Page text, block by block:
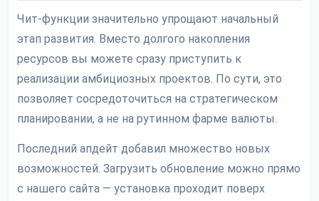
Чит-функции значительно упрощают начальный
этап развития. Вместо долгого накопления
ресурсов вы можете сразу приступить к
реализации амбициозных проектов. По сути, это
позволяет сосредоточиться на стратегическом
планировании, а не на рутинном фарме валюты.
Последний апдейт добавил множество новых
возможностей. Загрузить обновление можно прямо
с нашего сайта — установка проходит поверх